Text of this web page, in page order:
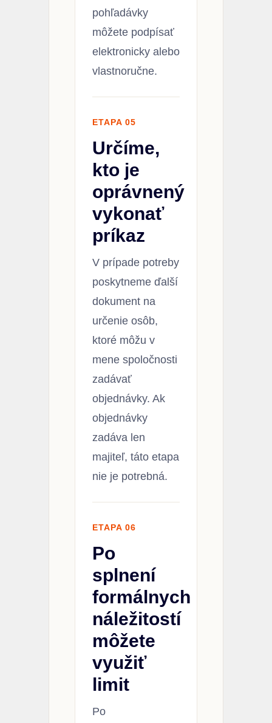
pohľadávky
môžete podpísať
elektronicky alebo
vlastnoručne.
ETAPA 05
Určíme,
kto je
oprávnený
vykonať
príkaz
V prípade potreby
poskytneme ďalší
dokument na
určenie osôb,
ktoré môžu v
mene spoločnosti
zadávať
objednávky. Ak
objednávky
zadáva len
majiteľ, táto etapa
nie je potrebná.
ETAPA 06
Po
splnení
formálnych
náležitostí
môžete
využiť
limit
Po